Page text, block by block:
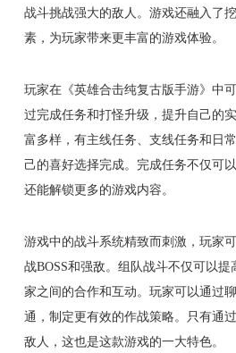
战斗挑战强大的敌人。游戏还融入了
素，为玩家带来更丰富的游戏体验。
玩家在《英雄合击纯复古版手游》中
过完成任务和打怪升级，提升自己的
富多样，有主线任务、支线任务和日
己的喜好选择完成。完成任务不仅可
还能解锁更多的游戏内容。
游戏中的战斗系统精致而刺激，玩家
战BOSS和强敌。组队战斗不仅可以
家之间的合作和互动。玩家可以通过
通，制定更有效的作战策略。只有通
敌人，这也是这款游戏的一大特色。